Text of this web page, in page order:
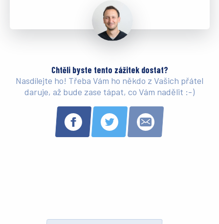
Chtěli byste tento zážitek dostat?
Nasdílejte ho! Třeba Vám ho někdo z Vašich přátel
daruje, až bude zase tápat, co Vám nadělit :-)